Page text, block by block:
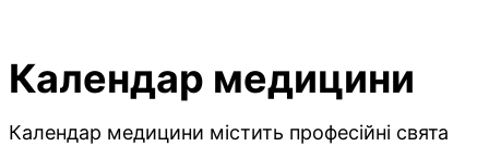
Календар медицини
Календар медицини містить професійні свята